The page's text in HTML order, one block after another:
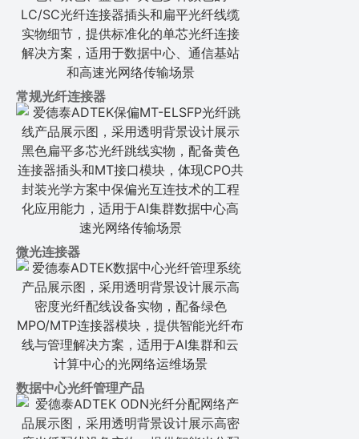
常规光纤连接器
微光连接器
数据中心光纤管理产品